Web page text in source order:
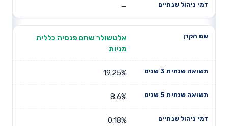
—
אלטשולר שחם פנסיה כללית
מניות
19.25%
8.6%
0.18%